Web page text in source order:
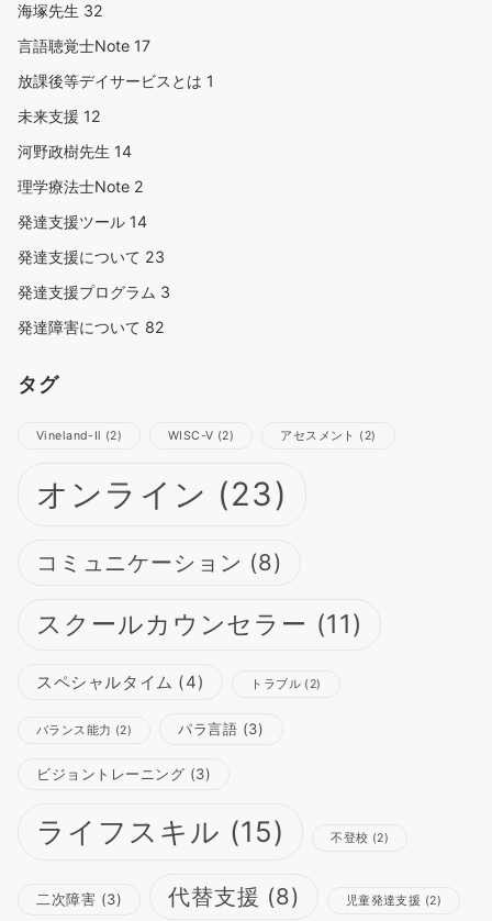
海塚先生 32
言語聴覚士Note 17
放課後等デイサービスとは 1
未来支援 12
河野政樹先生 14
理学療法士Note 2
発達支援ツール 14
発達支援について 23
発達支援プログラム 3
発達障害について 82
タグ
Vineland-Ⅱ (2) WISC-Ⅴ (2) アセスメント (2)
オンライン (23)
コミュニケーション (8)
スクールカウンセラー (11)
スペシャルタイム (4) トラブル (2)
バランス能力 (2) パラ言語 (3)
ビジョントレーニング (3)
ライフスキル (15) 不登校 (2)
二次障害 (3) 代替支援 (8) 児童発達支援 (2)